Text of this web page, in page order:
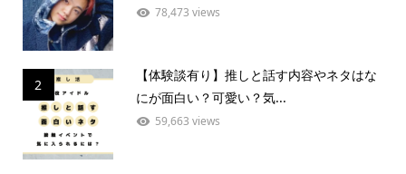
78,473 views
2
【体験談有り】推しと話す内容やネタはな
にが面白い？可愛い？気...
59,663 views